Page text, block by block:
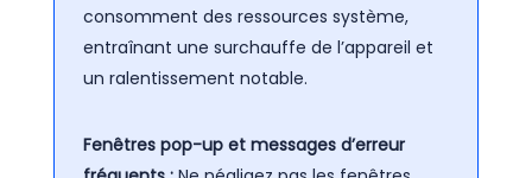
consomment des ressources système,
entraînant une surchauffe de l’appareil et
un ralentissement notable.
Fenêtres pop-up et messages d’erreur